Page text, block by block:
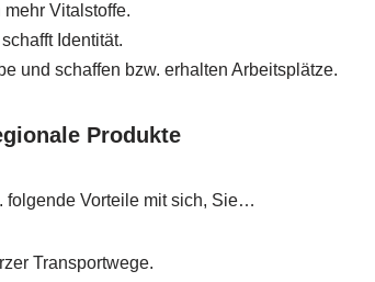
Vitalstoffe.
Identität.
und schaffen bzw. erhalten Arbeitsplätze.
Produkte
folgende Vorteile mit sich, Sie…
Transportwege.